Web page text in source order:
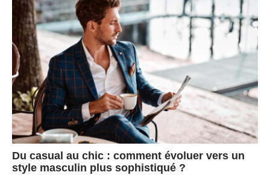
Du casual au chic : comment évoluer vers un
style masculin plus sophistiqué ?